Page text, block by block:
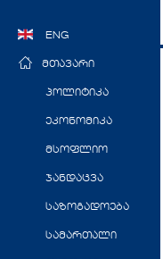
ENG
მთავარი
პოლიტიკა
ეკონომიკა
მსოფლიო
ჯანდაცვა
საზოგადოება
სამართალი